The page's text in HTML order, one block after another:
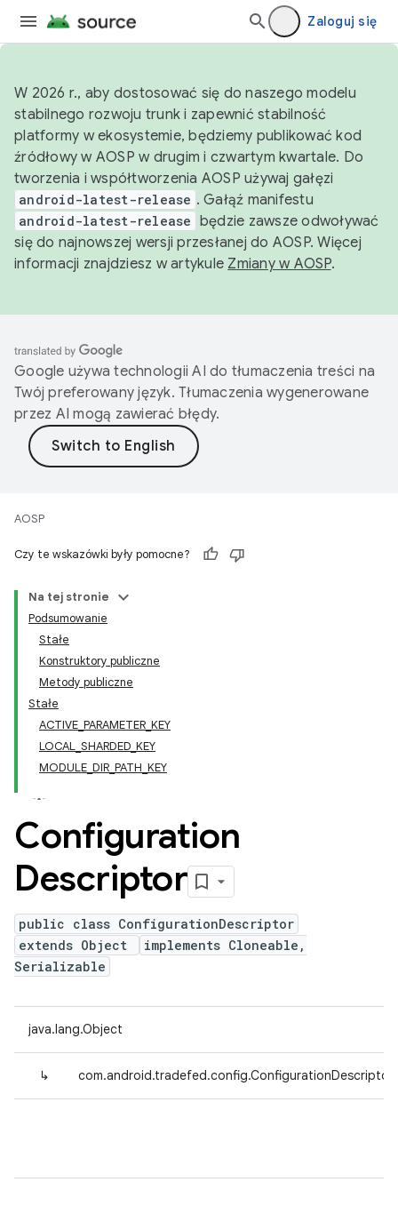
Zaloguj się
W 2026 r., aby dostosować się do naszego modelu
stabilnego rozwoju trunk i zapewnić stabilność
platformy w ekosystemie, będziemy publikować kod
źródłowy w AOSP w drugim i czwartym kwartale. Do
tworzenia i współtworzenia AOSP używaj gałęzi
android-latest-release . Gałąź manifestu
android-latest-release będzie zawsze odwoływać
się do najnowszej wersji przesłanej do AOSP. Więcej
informacji znajdziesz w artykule Zmiany w AOSP.
Google używa technologii AI do tłumaczenia treści na
Twój preferowany język. Tłumaczenia wygenerowane
przez AI mogą zawierać błędy.
AOSP
Czy te wskazówki były pomocne?
Na tej stronie
Podsumowanie
Stałe
Konstruktory publiczne
Metody publiczne
Stałe
ACTIVE_PARAMETER_KEY
LOCAL_SHARDED_KEY
MODULE_DIR_PATH_KEY
Configuration
Descriptor
public class ConfigurationDescriptor
extends Object
implements Cloneable,
Serializable
java.lang.Object
↳ com.android.tradefed.config.ConfigurationDescriptor